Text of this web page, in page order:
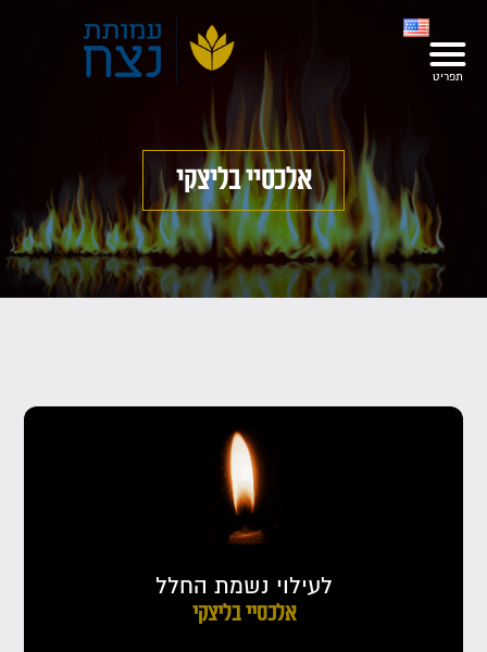
אלכסיי בליצקי
לעילוי נשמת החלל
אלכסיי בליצקי